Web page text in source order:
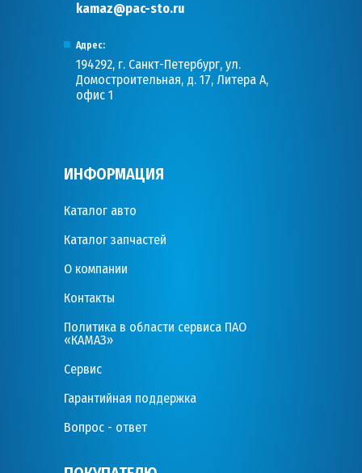
kamaz@pac-sto.ru
Адрес:
194292, г. Санкт-Петербург, ул.
Домостроительная, д. 17, Литера А,
офис 1
ИНФОРМАЦИЯ
Каталог авто
Каталог запчастей
О компании
Контакты
Политика в области сервиса ПАО
«КАМАЗ»
Сервис
Гарантийная поддержка
Вопрос - ответ